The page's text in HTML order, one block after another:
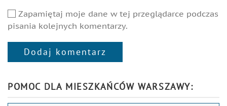
Zapamiętaj moje dane w tej przeglądarce podczas
pisania kolejnych komentarzy.
Dodaj komentarz
POMOC DLA MIESZKAŃCÓW WARSZAWY: